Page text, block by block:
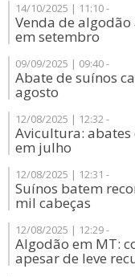
14/10/2025 | 11:10 -
Venda de
em setembro
09/09/2025 | 09:40 -
Abate de suínos
agosto
12/08/2025 | 12:32 -
Avicultura: abates
em julho
12/08/2025 | 12:31 -
Suínos batem
mil cabeças
12/08/2025 | 12:29 -
Algodão em MT:
apesar de leve